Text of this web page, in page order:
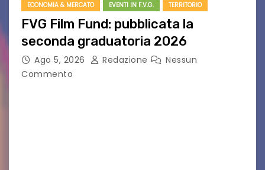
ECONOMIA & MERCATO EVENTI IN F.V.G. TERRITORIO
FVG Film Fund: pubblicata la
seconda graduatoria 2026
Ago 5, 2026 Redazione
Nessun
Commento